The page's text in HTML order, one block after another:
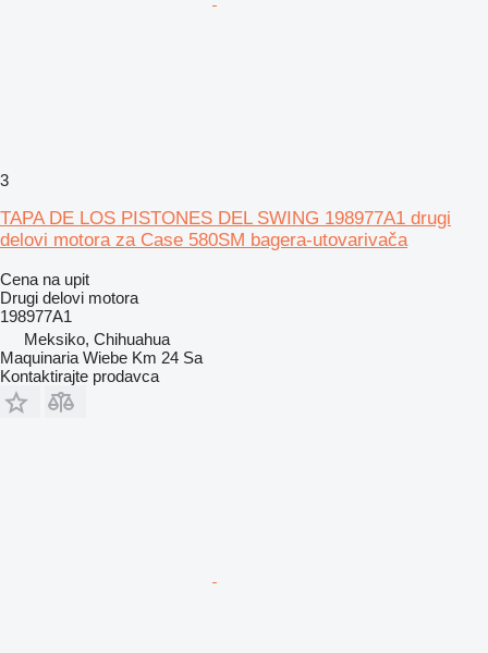
3
TAPA DE LOS PISTONES DEL SWING 198977A1 drugi
delovi motora za Case 580SM bagera-utovarivača
Cena na upit
Drugi delovi motora
198977A1
Meksiko, Chihuahua
Maquinaria Wiebe Km 24 Sa
Kontaktirajte prodavca